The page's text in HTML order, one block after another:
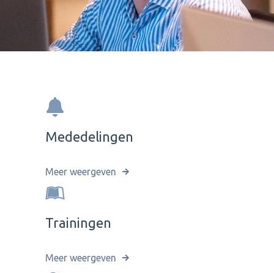
Mededelingen
Meer weergeven
Trainingen
Meer weergeven